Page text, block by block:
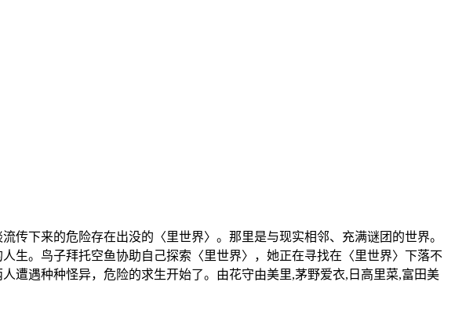
下来的危险存在出没的〈里世界〉。那里是与现实相邻、充满谜团的世界。
。鸟子拜托空鱼协助自己探索〈里世界〉，她正在寻找在〈里世界〉下落不
遭遇种种怪异，危险的求生开始了。由花守由美里,茅野爱衣,日高里菜,富田美